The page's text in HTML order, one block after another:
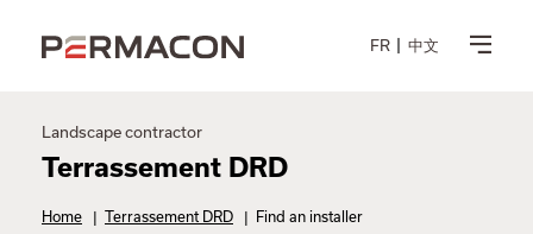
FR 中文
Landscape contractor
Terrassement DRD
Home | Terrassement DRD | Find an installer